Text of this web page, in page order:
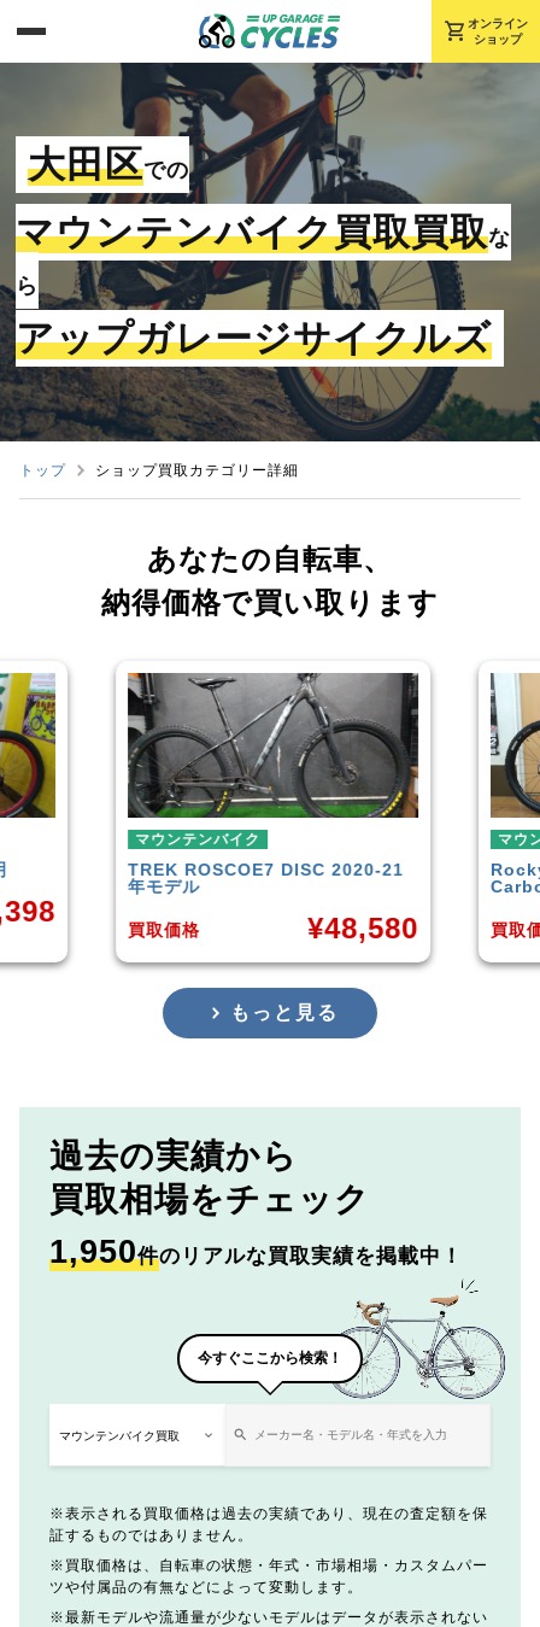
shopping_cart オンライン
ショップ
大田区での
マウンテンバイク買取買取な
ら
アップガレージサイクルズ
トップ ショップ買取カテゴリー詳細
あなたの自転車、
納得価格で買い取ります
DISC 2020-21
¥48,580
Rocky Mountain
Element
Carbon30 2022年モデル
買取価格
もっと見る
過去の実績から
買取相場をチェック
1,950件のリアルな買取実績を掲載中！
今すぐここから検索！
表示される買取価格は過去の実績であり、現在の査定額を保
証するものではありません。
買取価格は、自転車の状態・年式・市場相場・カスタムパー
ツや付属品の有無などによって変動します。
最新モデルや流通量が少ないモデルはデータが表示されない